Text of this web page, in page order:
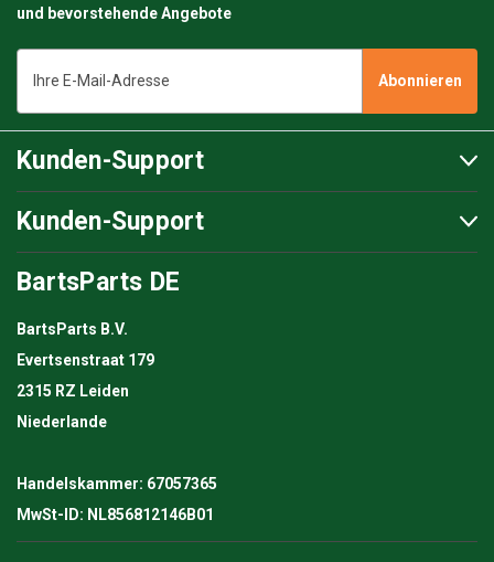
und bevorstehende Angebote
Mail-
Kunden-Support
Kunden-Support
BartsParts DE
BartsParts B.V.
Evertsenstraat 179
2315 RZ Leiden
Niederlande
Handelskammer: 67057365
MwSt-ID: NL856812146B01